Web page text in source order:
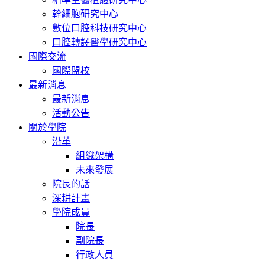
幹細胞研究中心
數位口腔科技研究中心
口腔轉譯醫學研究中心
國際交流
國際盟校
最新消息
最新消息
活動公告
關於學院
沿革
組織架構
未來發展
院長的話
深耕計畫
學院成員
院長
副院長
行政人員